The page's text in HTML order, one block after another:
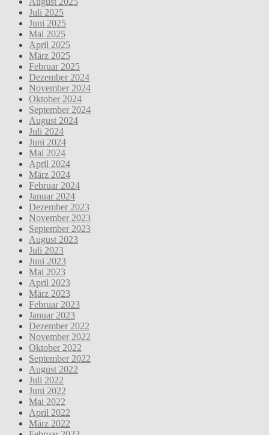
Juli 2025
Juni 2025
Mai 2025
April 2025
März 2025
Februar 2025
Dezember 2024
November 2024
Oktober 2024
September 2024
August 2024
Juli 2024
Juni 2024
Mai 2024
April 2024
März 2024
Februar 2024
Januar 2024
Dezember 2023
November 2023
September 2023
August 2023
Juli 2023
Juni 2023
Mai 2023
April 2023
März 2023
Februar 2023
Januar 2023
Dezember 2022
November 2022
Oktober 2022
September 2022
August 2022
Juli 2022
Juni 2022
Mai 2022
April 2022
März 2022